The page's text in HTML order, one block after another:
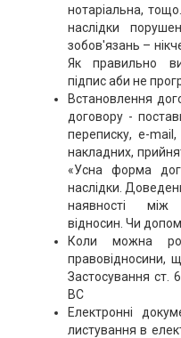
нотаріальна,
наслідки
зобов'язань –
Як правильно
підпис аби не
Встановлення
договору -
переписку, е-
накладних,
«Усна форма
наслідки.
наявності між
відносин. Чи
Коли можна
правовідносини,
Застосування ст.
ВС
Електронні
листування в